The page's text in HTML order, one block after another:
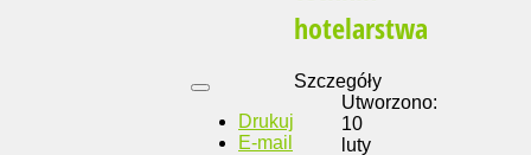
hotelarstwa
Drukuj
E-mail
Szczegóły
Utworzono:
10
luty